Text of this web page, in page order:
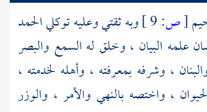
[ص:
وبه ثقتي وعليه توكلي الحمد
علمه البيان ، وخلق له السمع والبصر
، وشرفه بمعرفته ، وأهله لخدمته ،
، واختصه بالنهي والأمر ، والوزر